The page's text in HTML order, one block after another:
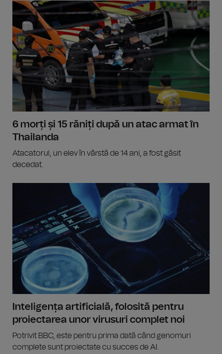
6 morți și 15 răniți după un atac armat în
Thailanda
Atacatorul, un elev în vârstă de 14 ani, a fost găsit
decedat.
Inteligența artificială, folosită pentru
proiectarea unor virusuri complet noi
Potrivit BBC, este pentru prima dată când genomuri
complete sunt proiectate cu succes de AI.